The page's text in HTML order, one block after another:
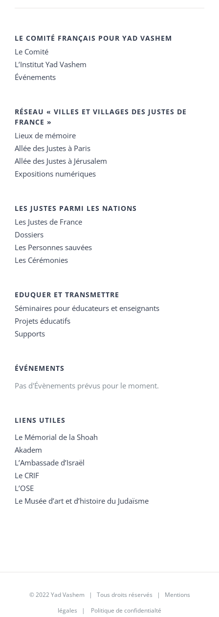
LE COMITÉ FRANÇAIS POUR YAD VASHEM
Le Comité
L’Institut Yad Vashem
Événements
RÉSEAU « VILLES ET VILLAGES DES JUSTES DE
FRANCE »
Lieux de mémoire
Allée des Justes à Paris
Allée des Justes à Jérusalem
Expositions numériques
LES JUSTES PARMI LES NATIONS
Les Justes de France
Dossiers
Les Personnes sauvées
Les Cérémonies
EDUQUER ET TRANSMETTRE
Séminaires pour éducateurs et enseignants
Projets éducatifs
Supports
ÉVÉNEMENTS
Pas d'Évènements prévus pour le moment.
LIENS UTILES
Le Mémorial de la Shoah
Akadem
L’Ambassade d’Israël
Le CRIF
L’OSE
Le Musée d’art et d’histoire du Judaïsme
© 2022 Yad Vashem | Tous droits réservés | Mentions
légales | Politique de confidentialté